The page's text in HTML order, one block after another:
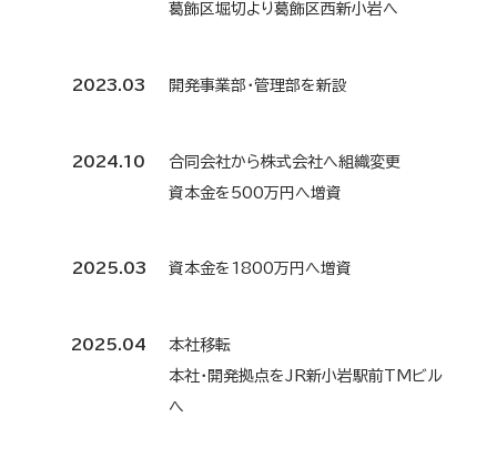
葛飾区堀切より葛飾区西新小岩へ
2023.03 開発事業部・管理部を新設
2024.10
合同会社から株式会社へ組織変更
資本金を500万円へ増資
2025.03 資本金を1800万円へ増資
2025.04
本社移転
本社・開発拠点をJR新小岩駅前TMビル
へ